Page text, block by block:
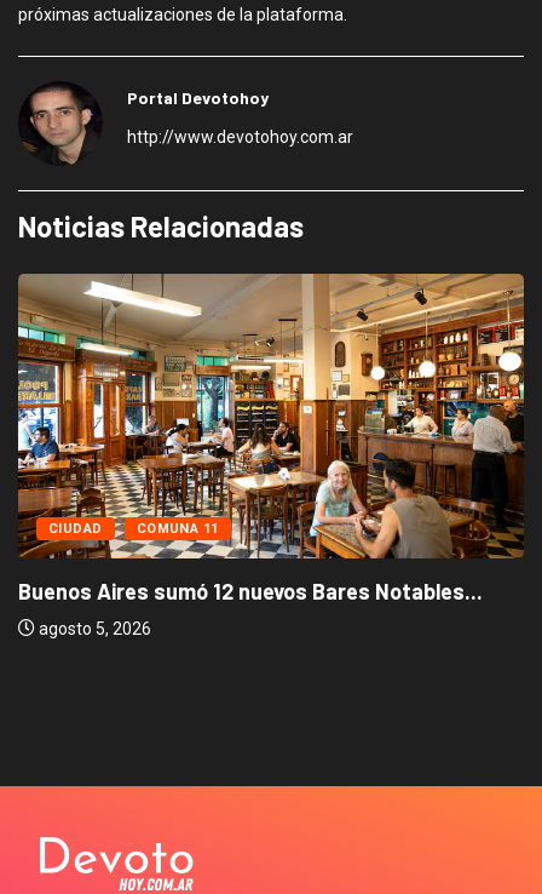
próximas actualizaciones de la plataforma.
Portal Devotohoy
http://www.devotohoy.com.ar
Noticias Relacionadas
CIUDAD COMUNA 11
Buenos Aires sumó 12 nuevos Bares Notables...
agosto 5, 2026